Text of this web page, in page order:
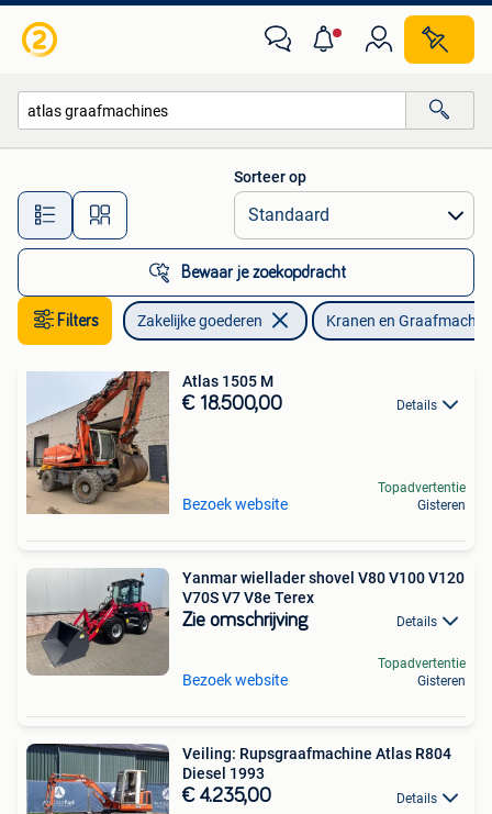
Alle afstanden…
Sorteer op
Bewaar je zoekopdracht
Filters Zakelijke goederen Kranen en
Atlas 1505 M
€ 18.500,00 Details
Bezoek website
Topadvertentie
Gisteren
Yanmar wiellader shovel V80 V100 V120
V70S V7 V8e Terex
Zie omschrijving Details
Bezoek website
Topadvertentie
Gisteren
Veiling: Rupsgraafmachine Atlas R804
Diesel 1993
€ 4.235,00 Details